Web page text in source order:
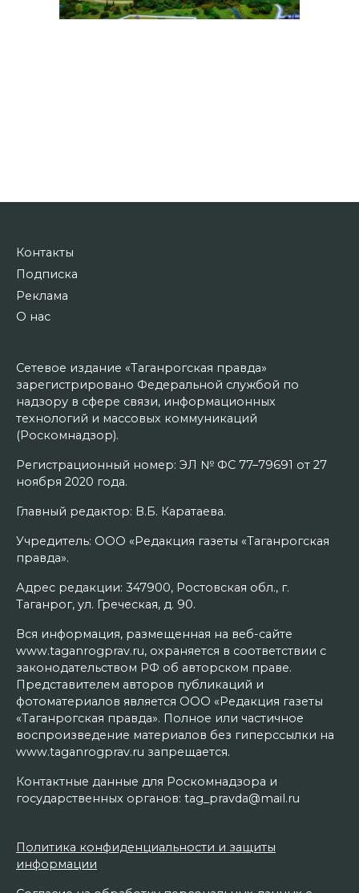
Контакты
Подписка
Реклама
О нас
Сетевое издание «Таганрогская правда»
зарегистрировано Федеральной службой по
надзору в сфере связи, информационных
технологий и массовых коммуникаций
(Роскомнадзор).
Регистрационный номер: ЭЛ № ФС 77–79691 от 27
ноября 2020 года.
Главный редактор: В.Б. Каратаева.
Учредитель: ООО «Редакция газеты «Таганрогская
правда».
Адрес редакции: 347900, Ростовская обл., г.
Таганрог, ул. Греческая, д. 90.
Вся информация, размещенная на веб-сайте
www.taganrogprav.ru, охраняется в соответствии с
законодательством РФ об авторском праве.
Представителем авторов публикаций и
фотоматериалов является ООО «Редакция газеты
«Таганрогская правда». Полное или частичное
воспроизведение материалов без гиперссылки на
www.taganrogprav.ru запрещается.
Контактные данные для Роскомнадзора и
государственных органов: tag_pravda@mail.ru
Политика конфиденциальности и защиты
информации